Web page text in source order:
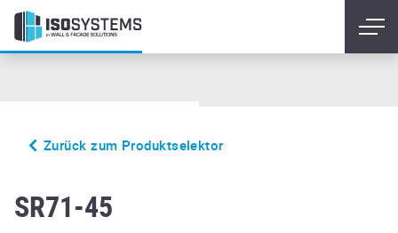
Zurück zum Produktselektor
SR71-45